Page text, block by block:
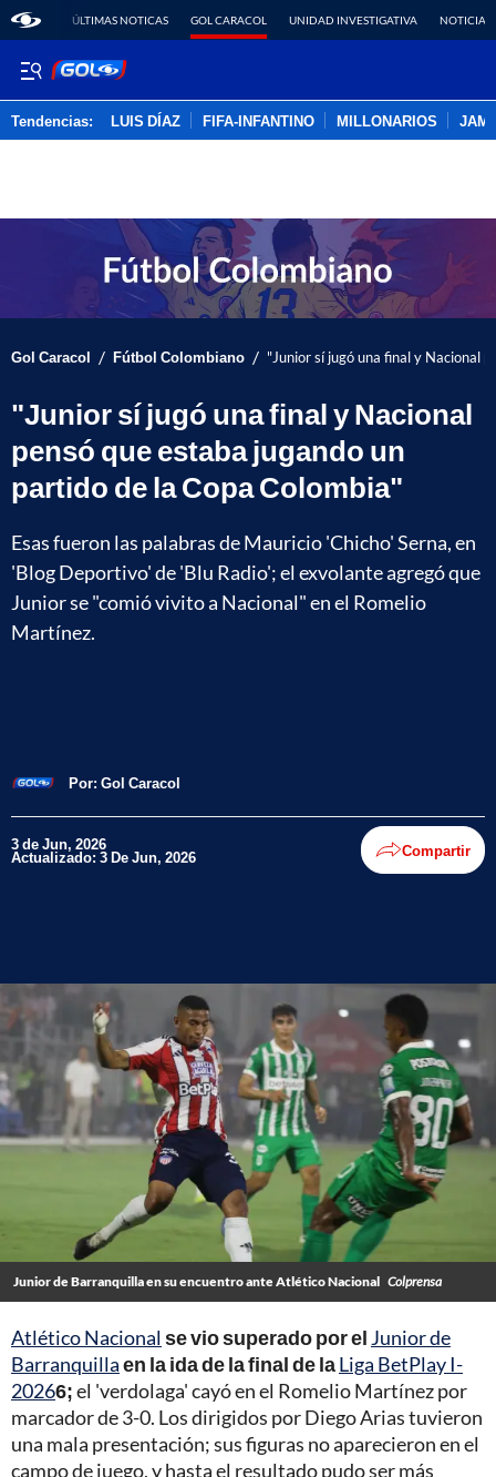
ÚLTIMAS NOTICAS GOL CARACOL UNIDAD INVESTIGATIVA NOTICIAS
Tendencias: LUIS DÍAZ FIFA-INFANTINO MILLONARIOS
Gol Caracol / Fútbol Colombiano / "Junior sí jugó una final y Nacional
"Junior sí jugó una final y Nacional
pensó que estaba jugando un
partido de la Copa Colombia"
Esas fueron las palabras de Mauricio 'Chicho' Serna, en
'Blog Deportivo' de 'Blu Radio'; el exvolante agregó que
Junior se "comió vivito a Nacional" en el Romelio
Martínez.
Por: Gol Caracol
3 de Jun, 2026
Actualizado: 3 De Jun, 2026 Compartir
Junior de Barranquilla en su encuentro ante Atlético Nacional Colprensa
Atlético Nacionalse vio superado por el Junior de
Barranquillaen la ida de la final de laLiga BetPlay I-
20266;el 'verdolaga' cayó en el Romelio Martínez por
marcador de 3-0. Los dirigidos por Diego Arias tuvieron
una mala presentación; sus figuras no aparecieron en el
campo de juego, y hasta el resultado pudo ser más